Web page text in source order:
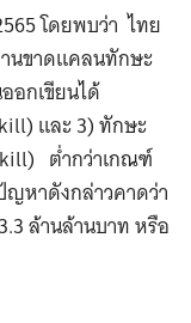
โดยพบว่า ไทย
นขาดแคลนทักษะ
อกเขียนได้
และ 3) ทักษะ
ต่ำกว่าเกณฑ์
ญหาดังกล่าวคาดว่า
ล้านล้านบาท หรือ